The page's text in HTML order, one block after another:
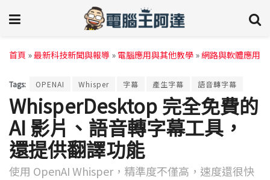
首頁 »最新科技新聞與報導 » 電腦應用與其他教學 »網路與軟體應用
Tags: OPENAI Whisper 字幕 產生字幕 語音轉字幕
WhisperDesktop 完全免費的
AI 影片、語音轉字幕工具，
還提供翻譯功能
使用 OpenAI Whisper，精準度不僅高，速度還很快